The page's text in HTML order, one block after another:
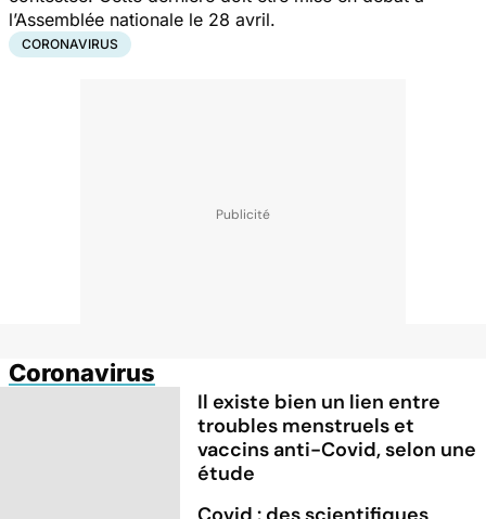
l’Assemblée nationale le 28 avril.
CORONAVIRUS
Coronavirus
Il existe bien un lien entre
troubles menstruels et
vaccins anti-Covid, selon une
étude